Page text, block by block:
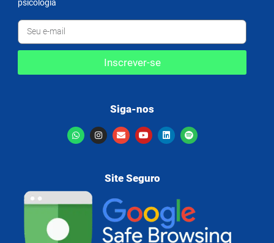
psicologia
Inscrever-se
Siga-nos
Site Seguro